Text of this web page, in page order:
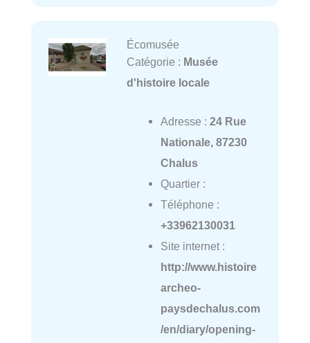
Écomusée
Catégorie : Musée
d'histoire locale
Adresse : 24 Rue
Nationale, 87230
Chalus
Quartier :
Téléphone :
+33962130031
Site internet :
http://www.histoire
archeo-
paysdechalus.com
/en/diary/opening-